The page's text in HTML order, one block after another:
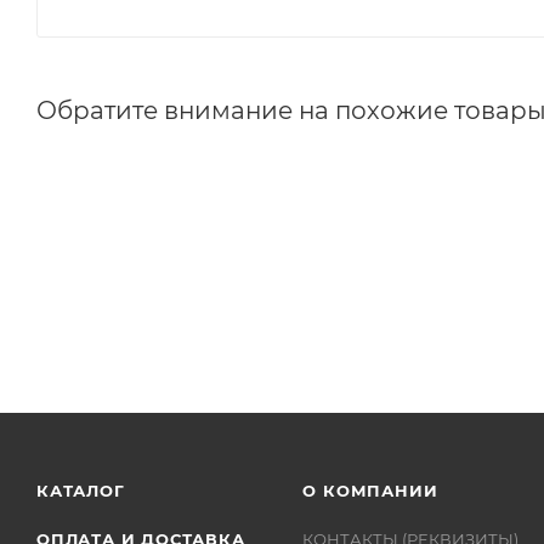
Обратите внимание на похожие
КАТАЛОГ
ОПЛАТА И ДОСТАВКА
О КОМПАНИИ
КОНТАКТЫ (РЕКВИЗИТЫ)